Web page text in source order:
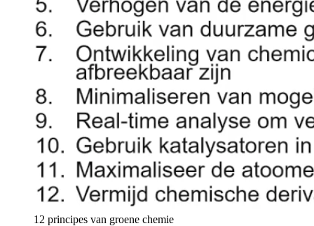
12 principes van groene chemie